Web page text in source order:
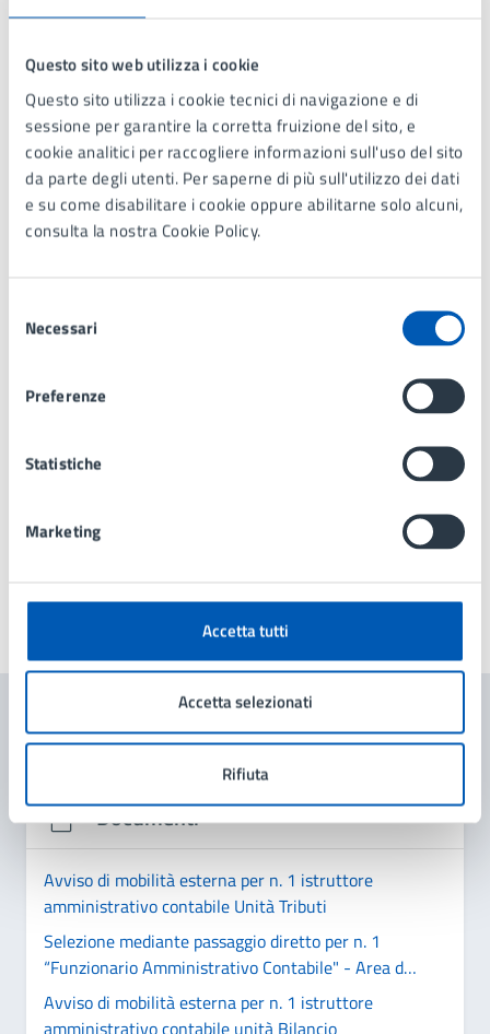
Questo sito web utilizza i cookie
Questo sito utilizza i cookie tecnici di navigazione e di
sessione per garantire la corretta fruizione del sito, e
cookie analitici per raccogliere informazioni sull'uso del sito
da parte degli utenti. Per saperne di più sull'utilizzo dei dati
e su come disabilitare i cookie oppure abilitarne solo alcuni,
consulta la nostra Cookie Policy.
delNecessari
Preferenze
Statistiche
Marketing
Accetta tutti
Accetta selezionati
Rifiuta
Data fine
17/11/2025
Allegati
Ammessi - Luogo, data e ora colloqui
I candidati ammessi sono invitati allo svolgimento del
colloquio indetto per il giorno 6 novembre 2025 alle ore
primo piano, via Gramsci n.21.
24/11/2025, 09:14
Contenuti correlati
Documenti
Avviso di mobilità esterna per n. 1 istruttore
amministrativo contabile Unità Tributi
Selezione mediante passaggio diretto per n. 1
“Funzionario Amministrativo Contabile" - Area dei
Funzionari e dell’E.Q. – presso il settore Finanze e
Bilancio
Avviso di mobilità esterna per n. 1 istruttore
amministrativo contabile unità Bilancio